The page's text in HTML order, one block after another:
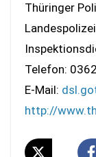
Thüringer
Telefon:
E-Mail:
http://